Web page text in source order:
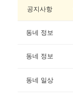
공지사항
동네 정보
동네 정보
동네 일상